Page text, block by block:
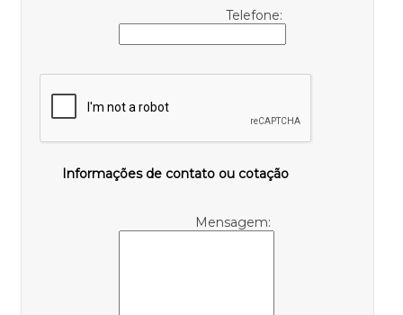
Telefone:
Informações de contato ou cotação
Mensagem: